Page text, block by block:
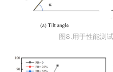
图8.用于性能测